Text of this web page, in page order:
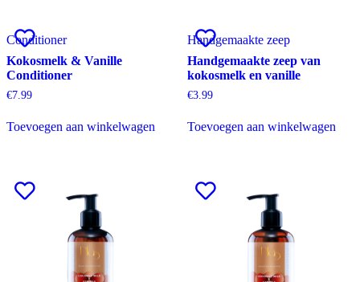
Conditioner
Kokosmelk & Vanille
Conditioner
€7.99
Toevoegen aan winkelwagen
Handgemaakte zeep
Handgemaakte zeep van
kokosmelk en vanille
€3.99
Toevoegen aan winkelwagen